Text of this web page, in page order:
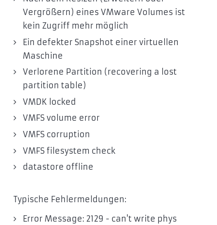
Vergrößern) eines VMware Volumes ist
kein Zugriff mehr möglich
Ein defekter Snapshot einer virtuellen
Maschine
Verlorene Partition (recovering a lost
partition table)
VMDK locked
VMFS volume error
VMFS corruption
VMFS filesystem check
datastore offline
Typische Fehlermeldungen:
Error Message: 2129 - can't write phys